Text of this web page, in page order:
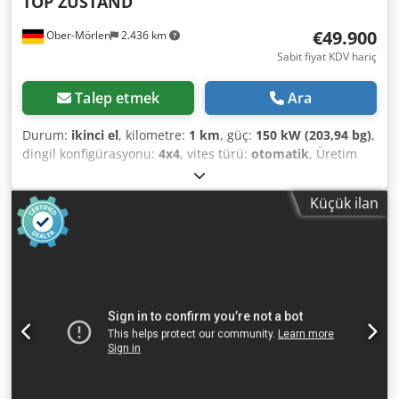
Ober-Mörlen 2.436 km €49.900
Sabit fiyat KDV hariç
Talep etmek Ara
Durum: ikinci el, kilometre: 1 km, güç: 150 kW (203,94 bg),
dingil konfigürasyonu: 4x4, vites türü: otomatik, Üretim
, Boş ağırlık: 19.200 kg Yük kapasitesi: 1.730 kg
Azami toplam ağırlık: 20.930 kg Daha fazla bilgi için Emal
Jaweed ile iletişime geçin. Silindirli sıkıştırıcı, Bomag BW
219 DH-4, Üretim yılı: 2013, Çalışma saati: 6523 saat,
Uzunluk: 6000 mm, Genişlik: 2300 mm, Yükseklik: 3020
Maks. hız: 13 km/s, EasyDrive (hidrostatik tahrikli sürüş
sistemi) (SN), Hidrostatik mafsallı direksiyon, Ayarlanabilir
vibrasyon gücü, Acil durdurma anahtarı, Çalışma
Küçük ilan